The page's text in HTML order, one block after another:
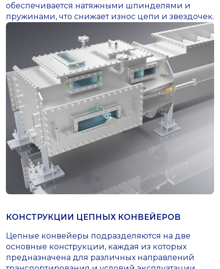
обеспечивается натяжными шпинделями и
пружинами, что снижает износ цепи и звездочек.
КОНСТРУКЦИИ ЦЕПНЫХ КОНВЕЙЕРОВ
Цепные конвейеры подразделяются на две
основные конструкции, каждая из которых
предназначена для различных направлений